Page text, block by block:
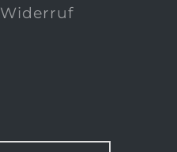
Widerruf